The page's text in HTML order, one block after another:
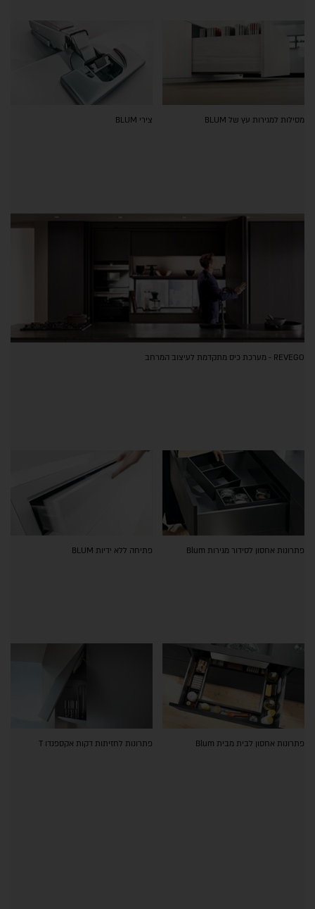
מסילות למגירות עץ של BLUM צירי BLUM
REVEGO - מערכת כיס מתקדמת לעיצוב המרחב
פתרונות אחסון לסידור מגירות Blum פתיחה ללא ידיות BLUM
פתרונות אחסון לבית מבית Blum פתרונות לחזיתות דקות אקספנדו T